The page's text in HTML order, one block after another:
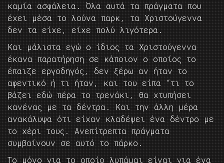
καμία ασφάλεια. Όλα αυτά τα πράγματα που
έχει μέσα το λούνα παρκ, τα Χριστούγεννα
δεν τα είχε, είχε πολύ λιγότερα.
Και μάλιστα εγώ ο ίδιος τα Χριστούγεννα
έκανα παρατήρηση σε κάποιον ο οποίος το
έπαιζε εργοδηγός, δεν ξέρω αν ήταν το
αφεντικό ή τι ήταν, και του είπα “τι το
βάζει εδώ πέρα το τρενάκι, θα χτυπήσει
κανένας με τα δέντρα. Και την άλλη μέρα
ανακάλυψα ότι είχαν κλαδέψει ένα δέντρο με
το χέρι τους. Ανεπίτρεπτα πράγματα
συμβαίνουν σε αυτό το πάρκο.
Το μόνο για το οποίο λυπάμαι είναι για ένα